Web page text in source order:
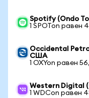
Spotify (Ondo
1 SPOTon равен
Occidental
США
1 OXYon равен
Western Digital
1 WDCon равен